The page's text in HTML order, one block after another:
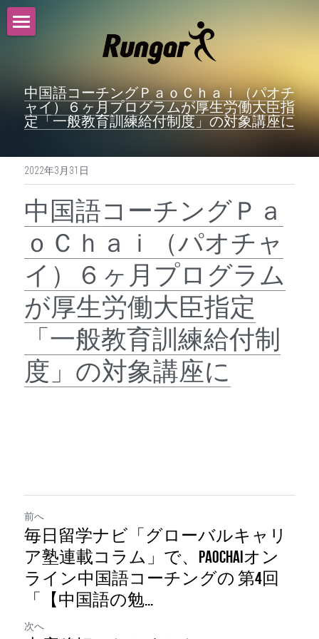
ニュース
会社概要
沿革
お問い合わせ
中国語コーチングＰａｏＣｈａｉ（パオチ
ャイ）６ヶ月プログラムが厚生労働大臣指
定「一般教育訓練給付制度」の対象講座に
2022年3月31日
中国語コーチングＰａ
ｏＣｈａｉ（パオチャ
イ）６ヶ月プログラム
が厚生労働大臣指定
「一般教育訓練給付制
度」の対象講座に
前へ
毎日留学ナビ「グローバルキャリ
ア塾連載コラム」で、PaoChaiオン
ライン中国語コーチングの 第4回
「【中国語の勉...
次へ